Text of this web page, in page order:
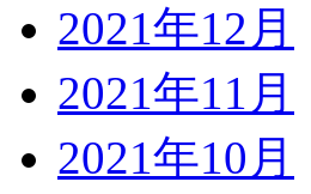
2021年12月
2021年11月
2021年10月